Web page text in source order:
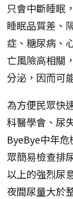
只會中斷睡眠
睡眠品質差、
症、糖尿病、
亡風險高相關
分泌，因而可
為方便民眾快
科醫學會、尿
ByeBye中年
眾簡易檢查排
以上的強烈尿
夜間尿量大於